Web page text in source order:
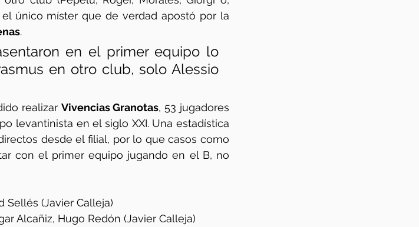
único míster que de verdad apostó por la
.
en el primer equipo lo
en otro club, solo Alessio
realizar Vivencias Granotas, 53 jugadores
levantinista en el siglo XXI. Una estadística
con el primer equipo jugando en el B, no
Sellés (Javier Calleja)
Alcañiz, Hugo Redón (Javier Calleja)